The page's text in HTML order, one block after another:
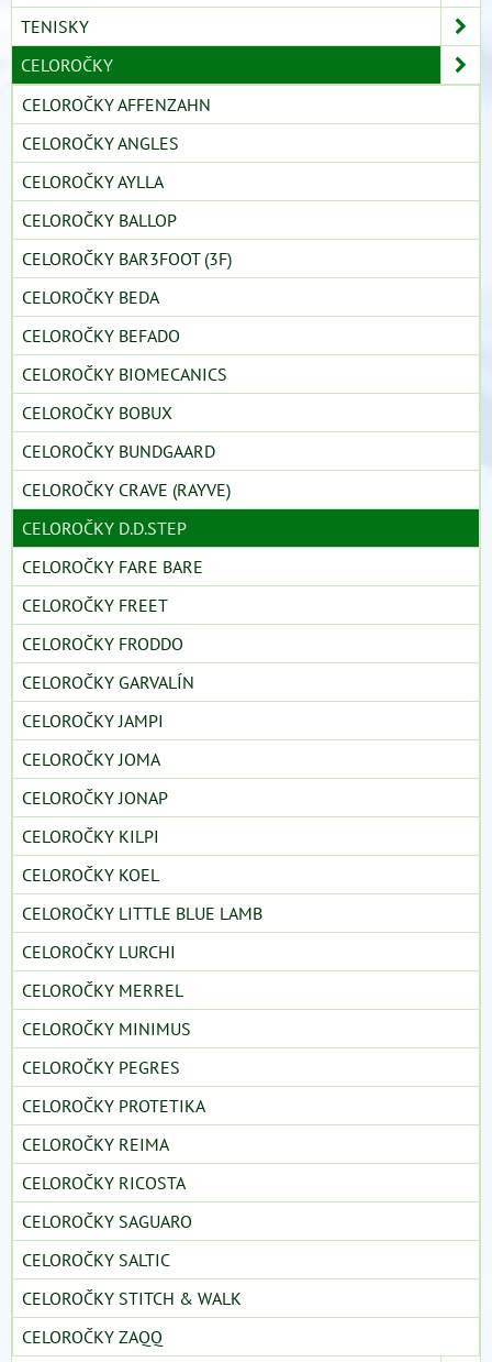
TENISKY
CELOROČKY
CELOROČKY AFFENZAHN
CELOROČKY ANGLES
CELOROČKY AYLLA
CELOROČKY BALLOP
CELOROČKY BAR3FOOT (3F)
CELOROČKY BEDA
CELOROČKY BEFADO
CELOROČKY BIOMECANICS
CELOROČKY BOBUX
CELOROČKY BUNDGAARD
CELOROČKY CRAVE (RAYVE)
CELOROČKY D.D.STEP
CELOROČKY FARE BARE
CELOROČKY FREET
CELOROČKY FRODDO
CELOROČKY GARVALÍN
CELOROČKY JAMPI
CELOROČKY JOMA
CELOROČKY JONAP
CELOROČKY KILPI
CELOROČKY KOEL
CELOROČKY LITTLE BLUE LAMB
CELOROČKY LURCHI
CELOROČKY MERREL
CELOROČKY MINIMUS
CELOROČKY PEGRES
CELOROČKY PROTETIKA
CELOROČKY REIMA
CELOROČKY RICOSTA
CELOROČKY SAGUARO
CELOROČKY SALTIC
CELOROČKY STITCH & WALK
CELOROČKY ZAQQ